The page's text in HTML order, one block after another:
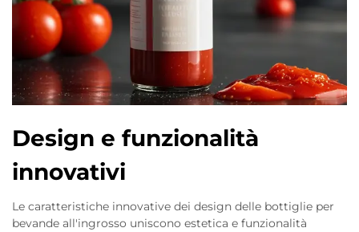
Design e funzionalità
innovativi
Le caratteristiche innovative dei design delle bottiglie per
bevande all'ingrosso uniscono estetica e funzionalità